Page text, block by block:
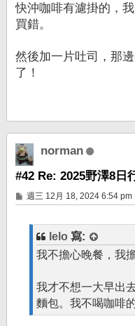
快沖咖啡有濾掛的，
買錯。
然後加一片吐司，那
了！
norman
#42 Re: 2025野澤8日
文
章
週三 12月 18, 2024 6:54 pm
lelo 寫:
我不擔心晚餐，我
我才不想一大早出
麵包。我不喝咖啡的